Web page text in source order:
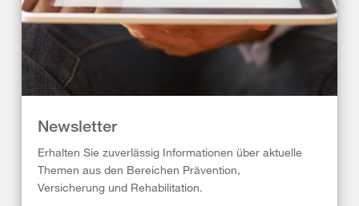
Newsletter
Erhalten Sie zuverlässig Informationen über aktuelle
Themen aus den Bereichen Prävention,
Versicherung und Rehabilitation.